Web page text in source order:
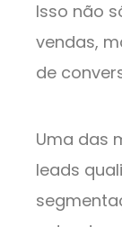
Isso não
vendas,
de
Uma das
leads